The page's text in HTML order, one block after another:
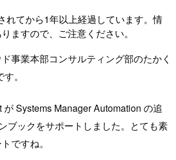
れてから1年以上経過しています。情
ますので、ご注意ください。
事業本部コンサルティング部のたかく
。
Systems Manager Automation の追
ブックをサポートしました。とても素
ですね。